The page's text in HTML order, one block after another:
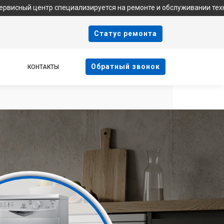
специализируется на ремонте и обслуживании техники
Cтатус ремонта
КОНТАКТЫ Oбратный звонок